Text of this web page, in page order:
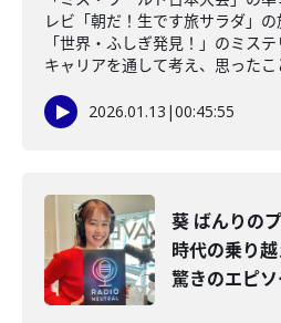
レビ「朝だ！生です旅サラダ」の
「世界・ふしぎ発見！」のミス
キャリアを通して考え、思ったこ
2026.01.13 |00:45:55
葵 ばんりの
時代の乗り
驚きのエピソ